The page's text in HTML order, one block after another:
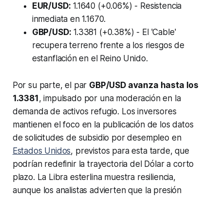
EUR/USD: 1.1640 (+0.06%) - Resistencia
inmediata en 1.1670.
GBP/USD: 1.3381 (+0.38%) - El 'Cable'
recupera terreno frente a los riesgos de
estanflación en el Reino Unido.
Por su parte, el par GBP/USD avanza hasta los
1.3381 , impulsado por una moderación en la
demanda de activos refugio. Los inversores
mantienen el foco en la publicación de los datos
de solicitudes de subsidio por desempleo en
Estados Unidos, previstos para esta tarde, que
podrían redefinir la trayectoria del Dólar a corto
plazo. La Libra esterlina muestra resiliencia,
aunque los analistas advierten que la presión